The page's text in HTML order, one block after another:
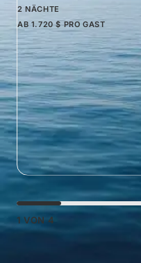
2 NÄCHTE
AB 1.720 $ PRO GAST
1 VON 4